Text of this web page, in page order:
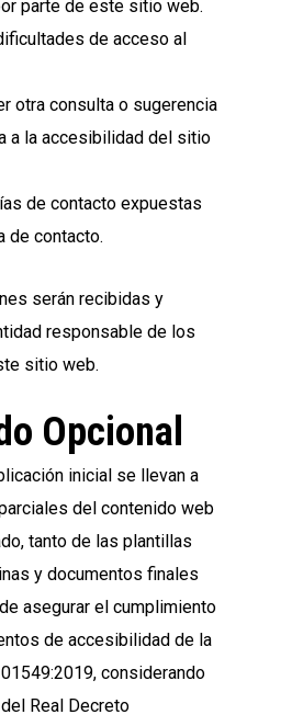
parte de este sitio web.
de acceso al
otra consulta o sugerencia
a la accesibilidad del sitio
de contacto expuestas
de contacto.
serán recibidas y
responsable de los
sitio web.
Opcional
inicial se llevan a
del contenido web
tanto de las plantillas
y documentos finales
asegurar el cumplimiento
de accesibilidad de la
considerando
Real Decreto